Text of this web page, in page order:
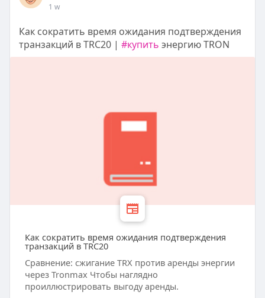
1 w
Как сократить время ожидания подтверждения
транзакций в TRC20 | #купить энергию TRON
Как сократить время ожидания подтверждения
транзакций в TRC20
Сравнение: сжигание TRX против аренды энергии
через Tronmax Чтобы наглядно
проиллюстрировать выгоду аренды.